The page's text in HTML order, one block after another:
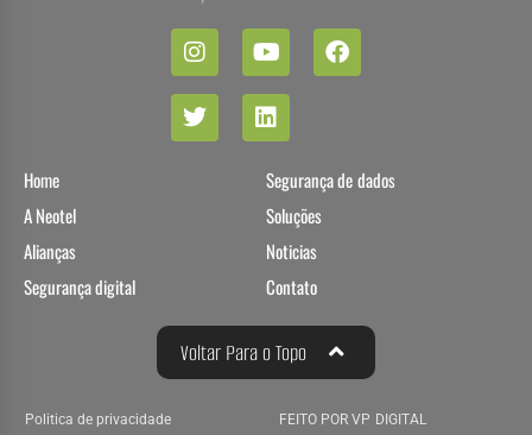
Home
A Neotel
Alianças
Segurança digital
Segurança de dados
Soluções
Noticias
Contato
Voltar Para o Topo
Politica de privacidade FEITO POR VP DIGITAL